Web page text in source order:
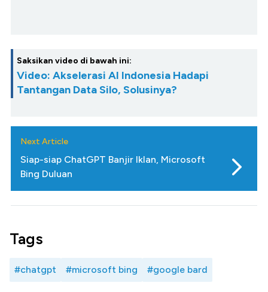
Saksikan video di bawah ini:
Video: Akselerasi AI Indonesia Hadapi
Tantangan Data Silo, Solusinya?
Next Article
Siap-siap ChatGPT Banjir Iklan, Microsoft
Bing Duluan
Tags
#chatgpt #microsoft bing #google bard